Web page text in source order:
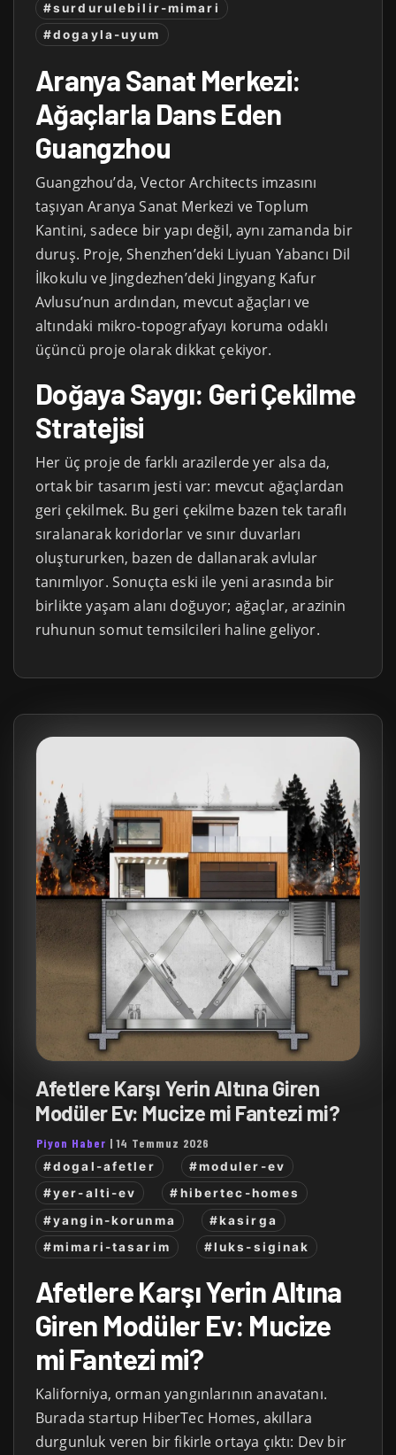
#surdurulebilir-mimari
#dogayla-uyum
Aranya Sanat Merkezi:
Ağaçlarla Dans Eden
Guangzhou
Guangzhou’da, Vector Architects imzasını
taşıyan Aranya Sanat Merkezi ve Toplum
Kantini, sadece bir yapı değil, aynı zamanda bir
duruş. Proje, Shenzhen’deki Liyuan Yabancı Dil
İlkokulu ve Jingdezhen’deki Jingyang Kafur
Avlusu’nun ardından, mevcut ağaçları ve
altındaki mikro-topografyayı koruma odaklı
üçüncü proje olarak dikkat çekiyor.
Doğaya Saygı: Geri Çekilme
Stratejisi
Her üç proje de farklı arazilerde yer alsa da,
ortak bir tasarım jesti var: mevcut ağaçlardan
geri çekilmek. Bu geri çekilme bazen tek taraflı
sıralanarak koridorlar ve sınır duvarları
oluştururken, bazen de dallanarak avlular
tanımlıyor. Sonuçta eski ile yeni arasında bir
birlikte yaşam alanı doğuyor; ağaçlar, arazinin
ruhunun somut temsilcileri haline geliyor.
Afetlere Karşı Yerin Altına Giren
Modüler Ev: Mucize mi Fantezi mi?
Piyon Haber |14 Temmuz 2026
#dogal-afetler
#moduler-ev
#yer-alti-ev
#hibertec-homes
#yangin-korunma
#kasirga
#mimari-tasarim
#luks-siginak
Afetlere Karşı Yerin Altına
Giren Modüler Ev: Mucize
mi Fantezi mi?
Kaliforniya, orman yangınlarının anavatanı.
Burada startup HiberTec Homes, akıllara
durgunluk veren bir fikirle ortaya çıktı: Dev bir